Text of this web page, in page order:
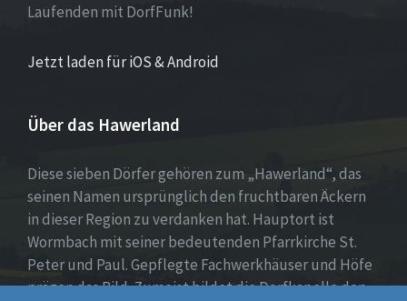
Laufenden mit DorfFunk!
Jetzt laden für iOS & Android
Über das Hawerland
Diese sieben Dörfer gehören zum „Hawerland“, das
seinen Namen ursprünglich den fruchtbaren Äckern
in dieser Region zu verdanken hat. Hauptort ist
Wormbach mit seiner bedeutenden Pfarrkirche St.
Peter und Paul. Gepflegte Fachwerkhäuser und Höfe
prägen das Bild. Zumeist bildet die Dorfkapelle den